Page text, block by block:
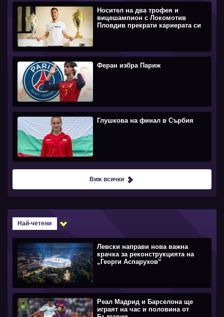
Носител на два трофея и
вицешампион с Локомотив
Пловдив прекрати кариерата си
Феран избра Париж
Глушкова на финал в Сърбия
Виж всички
Най-четени
Левски направи нова важна
крачка за реконструкцията на
„Георги Аспарухов“
Реал Мадрид и Барселона ще
играят на час и половина от